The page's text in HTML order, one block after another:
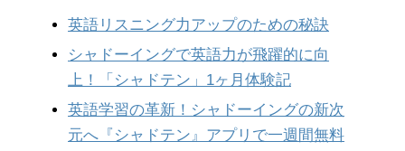
英語リスニング力アップのための秘訣
シャドーイングで英語力が飛躍的に向
上！「シャドテン」1ヶ月体験記
英語学習の革新！シャドーイングの新次
元へ『シャドテン』アプリで一週間無料